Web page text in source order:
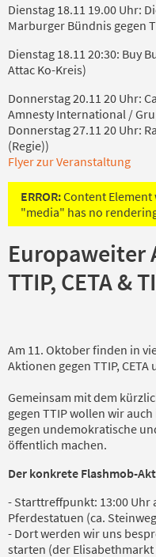
Dienstag 18.11 19.00 Uhr:
Marburger Bündnis gegen
Dienstag 18.11 20:30: Buy
Attac Ko-Kreis)
Donnerstag 20.11 20 Uhr:
Amnesty International /
Donnerstag 27.11 20 Uhr:
(Regie))
Flyer zur Veranstaltung
ERROR:Content
"media" has no
Europaweiter
TTIP, CETA &
Am 11. Oktober finden in
Aktionen gegen TTIP, CETA
Gemeinsam mit dem
gegen TTIP wollen wir
gegen undemokratische
öffentlich machen.
Der konkrete Flashmob-
- Starttreffpunkt: 13:00 Uhr
Pferdestatuen (ca.
- Dort werden wir uns
starten (der